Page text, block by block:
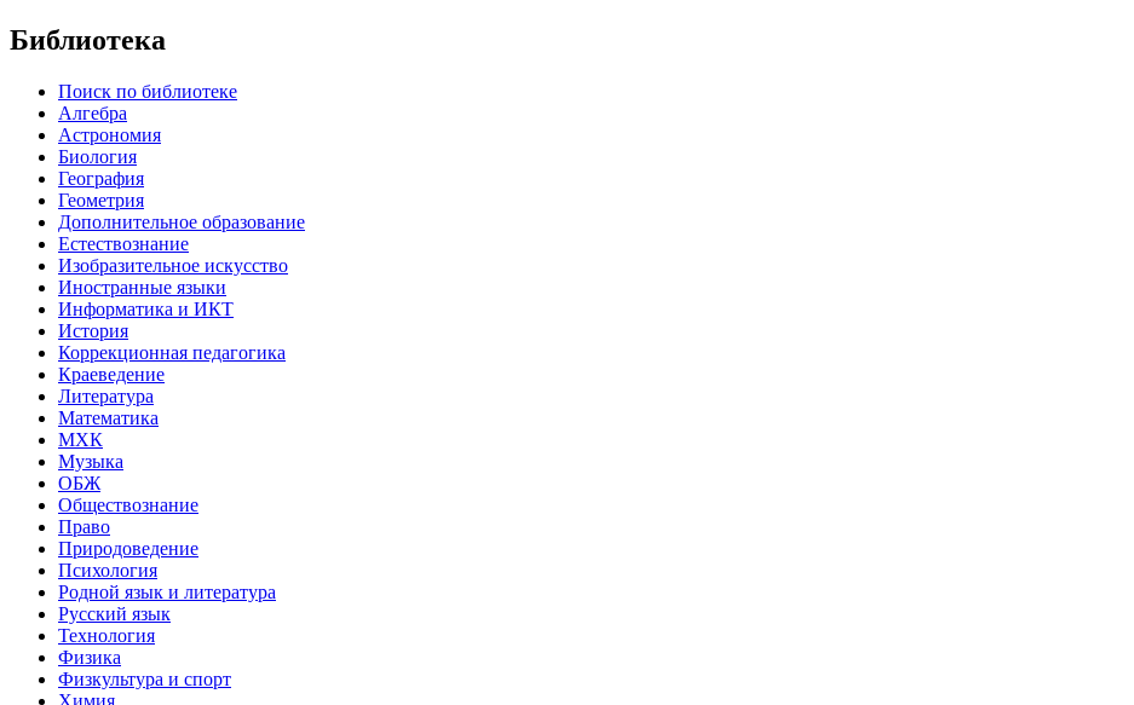
Библиотека
Поиск по библиотеке
Алгебра
Астрономия
Биология
География
Геометрия
Дополнительное образование
Естествознание
Изобразительное искусство
Иностранные языки
Информатика и ИКТ
История
Коррекционная педагогика
Краеведение
Литература
Математика
МХК
Музыка
ОБЖ
Обществознание
Право
Природоведение
Психология
Родной язык и литература
Русский язык
Технология
Физика
Физкультура и спорт
Химия